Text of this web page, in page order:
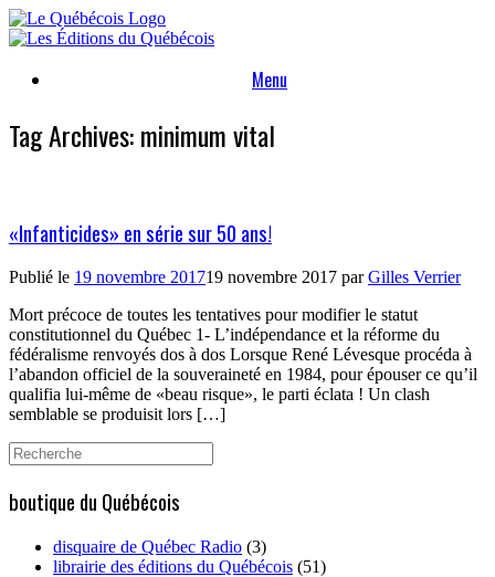
Skip
to
Menu
Tag Archives:minimum vital
«Infanticides» en série sur 50 ans!
Publié le 19 novembre 201719 novembre 2017 parGilles Verrier
Mort précoce de toutes les tentatives pour modifier le statut
constitutionnel du Québec 1- L’indépendance et la réforme du
fédéralisme renvoyés dos à dos Lorsque René Lévesque procéda à
l’abandon officiel de la souveraineté en 1984, pour épouser ce qu’il
qualifia lui-même de «beau risque», le parti éclata ! Un clash
semblable se produisit lors […]
Search
for:
boutique du Québécois
disquaire de Québec Radio (3)
librairie des éditions du Québécois (51)